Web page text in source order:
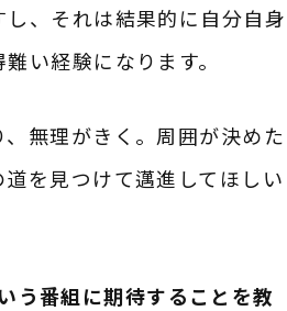
、それは結果的に自分自身
い経験になります。
無理がきく。周囲が決めた
を見つけて邁進してほしい
う番組に期待することを教